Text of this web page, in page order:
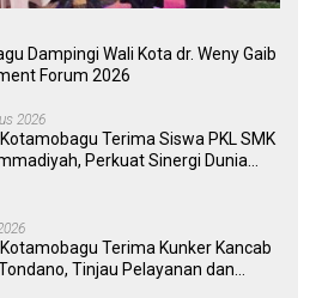
Dampingi Wali Kota dr. Weny Gaib
Forum 2026
2026
Kotamobagu Terima Siswa PKL SMK
Perkuat Sinergi Dunia
Kotamobagu Terima Kunker Kancab
Tinjau Pelayanan dan